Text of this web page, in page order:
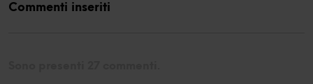
Commenti inseriti